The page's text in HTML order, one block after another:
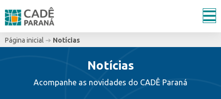
Página inicial ➔ Notícias
Notícias
Acompanhe as novidades do CADÊ Paraná